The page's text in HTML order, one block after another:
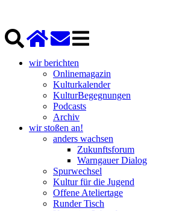
wir berichten
Onlinemagazin
Kulturkalender
KulturBegegnungen
Podcasts
Archiv
wir stoßen an!
anders wachsen
Zukunftsforum
Warngauer Dialog
Spurwechsel
Kultur für die Jugend
Offene Ateliertage
Runder Tisch